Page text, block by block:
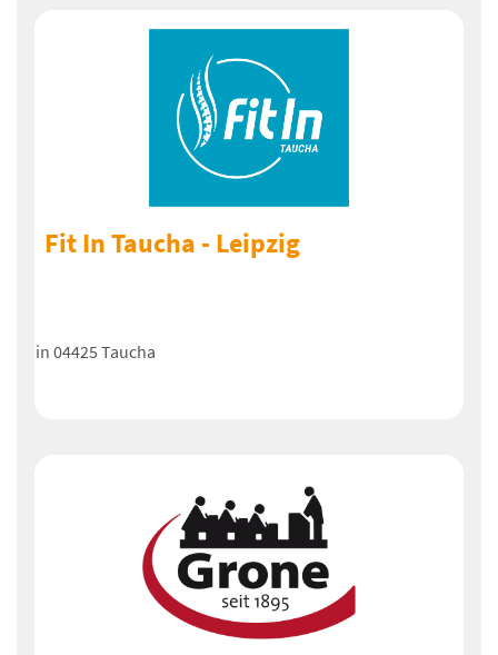
Fit In Taucha - Leipzig
in 04425 Taucha